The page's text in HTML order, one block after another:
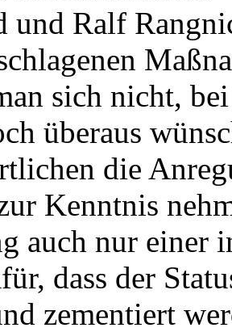
und Ralf
sich nicht,
überaus
die
Kenntnis
auch nur einer
dass der
zementiert